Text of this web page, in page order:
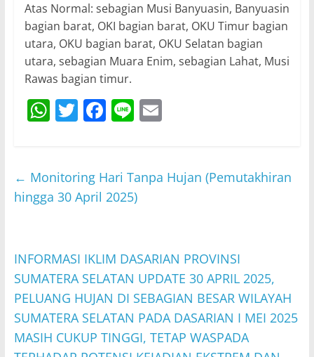
Atas Normal: sebagian Musi Banyuasin, Banyuasin
bagian barat, OKI bagian barat, OKU Timur bagian
utara, OKU bagian barat, OKU Selatan bagian
utara, sebagian Muara Enim, sebagian Lahat, Musi
Rawas bagian timur.
W
s
A
T
er
F
e
b
k
Li E
l
← Monitoring Hari Tanpa Hujan (Pemutakhiran
hingga 30 April 2025)
INFORMASI IKLIM DASARIAN PROVINSI
SUMATERA SELATAN UPDATE 30 APRIL 2025,
PELUANG HUJAN DI SEBAGIAN BESAR WILAYAH
SUMATERA SELATAN PADA DASARIAN I MEI 2025
MASIH CUKUP TINGGI, TETAP WASPADA